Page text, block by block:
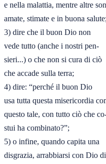
e nella malattia, mentre altre
amate, stimate e in buona salute;
3) dire che il buon Dio non
vede tutto (anche i nostri pen-
sieri...) o che non si cura di ciò
che accade sulla terra;
4) dire: “perché il buon Dio
usa tutta questa misericordia
questo tale, con tutto ciò che
stui ha combinato?”;
5) o infine, quando capita una
disgrazia, arrabbiarsi con Dio